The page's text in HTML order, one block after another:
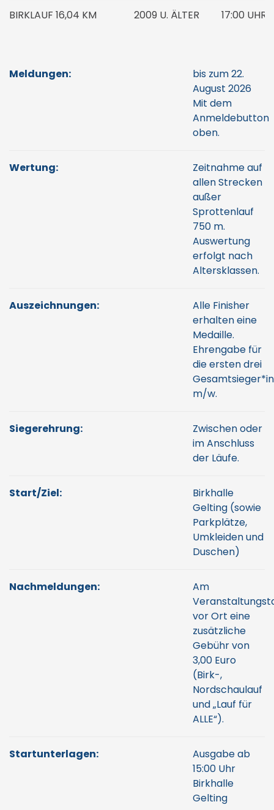
BIRKLAUF 16,04 KM 2009 U. ÄLTER 17:00 UHR
Meldungen:
bis zum 22.
August 2026
Mit dem
Anmeldebutton
oben.
Wertung:
Zeitnahme auf
allen Strecken
außer
Sprottenlauf
750 m.
Auswertung
erfolgt nach
Altersklassen.
Auszeichnungen:
Alle Finisher
erhalten eine
Medaille.
Ehrengabe für
die ersten drei
m/w.
Siegerehrung:
Zwischen oder
im Anschluss
der Läufe.
Start/Ziel:
Birkhalle
Gelting (sowie
Parkplätze,
Umkleiden und
Duschen)
Nachmeldungen:
Am
vor Ort eine
zusätzliche
Gebühr von
3,00 Euro
(Birk-,
Nordschaulauf
und „Lauf für
ALLE“).
Startunterlagen:
Ausgabe ab
15:00 Uhr
Birkhalle
Gelting